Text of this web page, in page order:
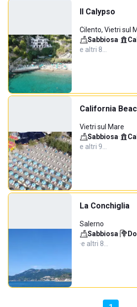
Il Calypso
Cilento, Vietri sul
Sabbiosa·
e altri 8…
California
Vietri sul Mare
Sabbiosa·
e altri 9…
La Conchiglia
Salerno
Sabbiosa·
·e altri 8…